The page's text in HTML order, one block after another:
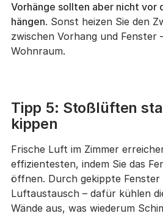
Vorhänge sollten aber nicht vor
hängen. Sonst heizen Sie den
zwischen Vorhang und Fenster
Wohnraum.
Tipp 5: Stoßlüften
kippen
Frische Luft im Zimmer
effizientesten, indem Sie das
öffnen. Durch gekippte
Luftaustausch – dafür kühlen
Wände aus, was wiederum